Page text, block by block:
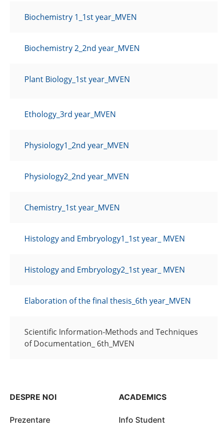
Biochemistry 1_1st year_MVEN
Biochemistry 2_2nd year_MVEN
Plant Biology_1st year_MVEN
Ethology_3rd year_MVEN
Physiology1_2nd year_MVEN
Physiology2_2nd year_MVEN
Chemistry_1st year_MVEN
Histology and Embryology1_1st year_ MVEN
Histology and Embryology2_1st year_ MVEN
Elaboration of the final thesis_6th year_MVEN
Scientific Information-Methods and Techniques
of Documentation_ 6th_MVEN
DESPRE NOI
Prezentare
ACADEMICS
Info Student